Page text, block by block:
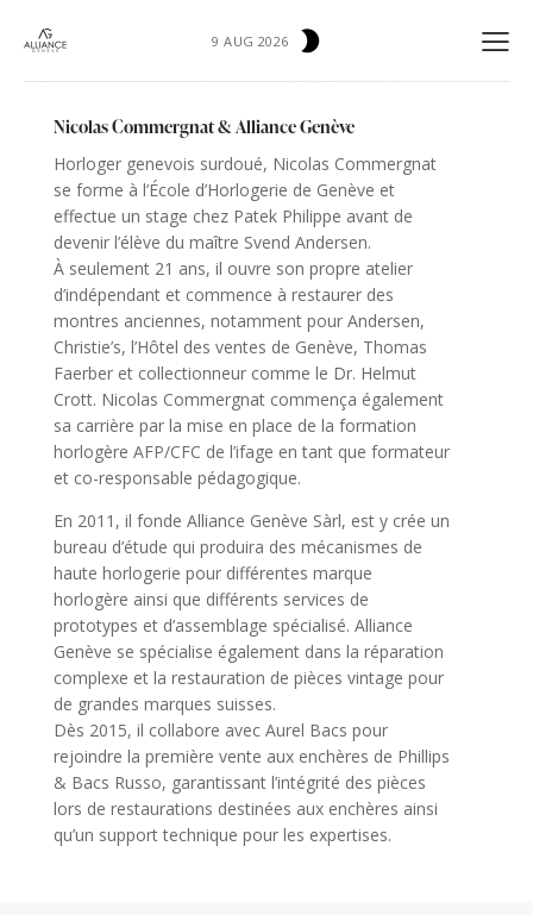
9 AUG 2026
Nicolas Commergnat & Alliance Genève
Horloger genevois surdoué, Nicolas Commergnat
se forme à l’École d’Horlogerie de Genève et
effectue un stage chez Patek Philippe avant de
devenir l’élève du maître Svend Andersen.
À seulement 21 ans, il ouvre son propre atelier
d’indépendant et commence à restaurer des
montres anciennes, notamment pour Andersen,
Christie’s, l’Hôtel des ventes de Genève, Thomas
Faerber et collectionneur comme le Dr. Helmut
Crott. Nicolas Commergnat commença également
sa carrière par la mise en place de la formation
horlogère AFP/CFC de l’ifage en tant que formateur
et co-responsable pédagogique.
En 2011, il fonde Alliance Genève Sàrl, est y crée un
bureau d’étude qui produira des mécanismes de
haute horlogerie pour différentes marque
horlogère ainsi que différents services de
prototypes et d’assemblage spécialisé. Alliance
Genève se spécialise également dans la réparation
complexe et la restauration de pièces vintage pour
de grandes marques suisses.
Dès 2015, il collabore avec Aurel Bacs pour
rejoindre la première vente aux enchères de Phillips
& Bacs Russo, garantissant l’intégrité des pièces
lors de restaurations destinées aux enchères ainsi
qu’un support technique pour les expertises.